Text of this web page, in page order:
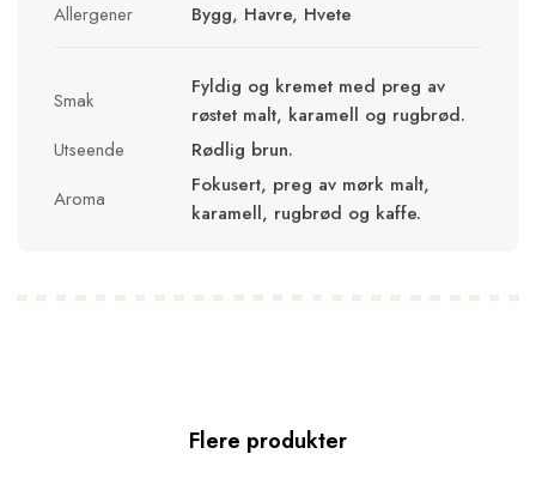
Allergener
Bygg, Havre, Hvete
Smak
Fyldig og kremet med preg av
røstet malt, karamell og rugbrød.
Utseende
Rødlig brun.
Aroma
Fokusert, preg av mørk malt,
karamell, rugbrød og kaffe.
Flere produkter